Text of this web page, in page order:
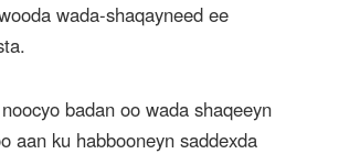
wada-shaqayneed ee
badan oo wada shaqeeyn
aan ku habbooneyn saddexda